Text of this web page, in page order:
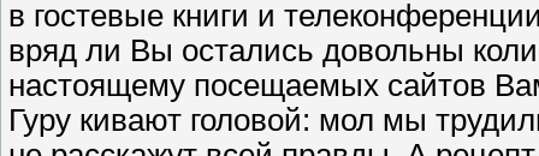
в гостевые книги и
вряд ли Вы остались довольны
настоящему посещаемых сайтов
Гуру кивают головой: мол мы